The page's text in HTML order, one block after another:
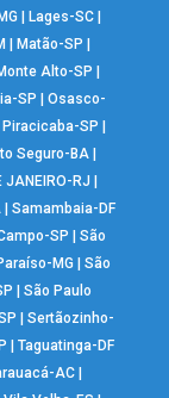
Lages-SC|
Matão-SP
Alto-SP
SP |Osasco-
Piracicaba-SP
Seguro-BA
JANEIRO-RJ
| Samambaia-DF
SP |São
MG |São
|São Paulo
|Sertãozinho-
|Taguatinga-DF
AC|